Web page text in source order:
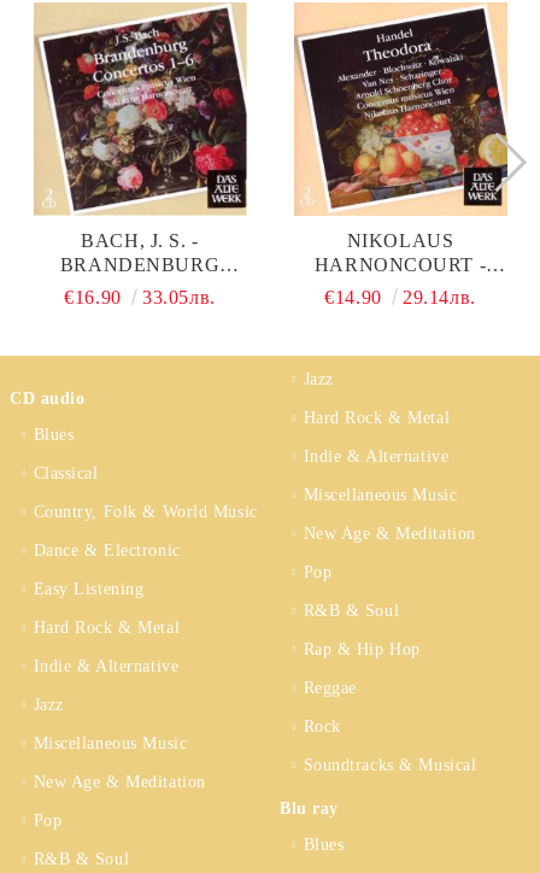
BACH, J. S. -
BRANDENBURG
CONCERTOS NO.1-6
€16.90 33.05лв.
NIKOLAUS
HARNONCOURT -
HANDEL: THEODORA
€14.90 29.14лв.
CD audio
Blues
Classical
Country, Folk & World Music
Dance & Electronic
Easy Listening
Hard Rock & Metal
Indie & Alternative
Jazz
Miscellaneous Music
New Age & Meditation
Pop
R&B & Soul
Jazz
Hard Rock & Metal
Indie & Alternative
Miscellaneous Music
New Age & Meditation
Pop
R&B & Soul
Rap & Hip Hop
Reggae
Rock
Soundtracks & Musical
Blu ray
Blues